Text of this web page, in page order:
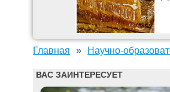
Главная Научно-